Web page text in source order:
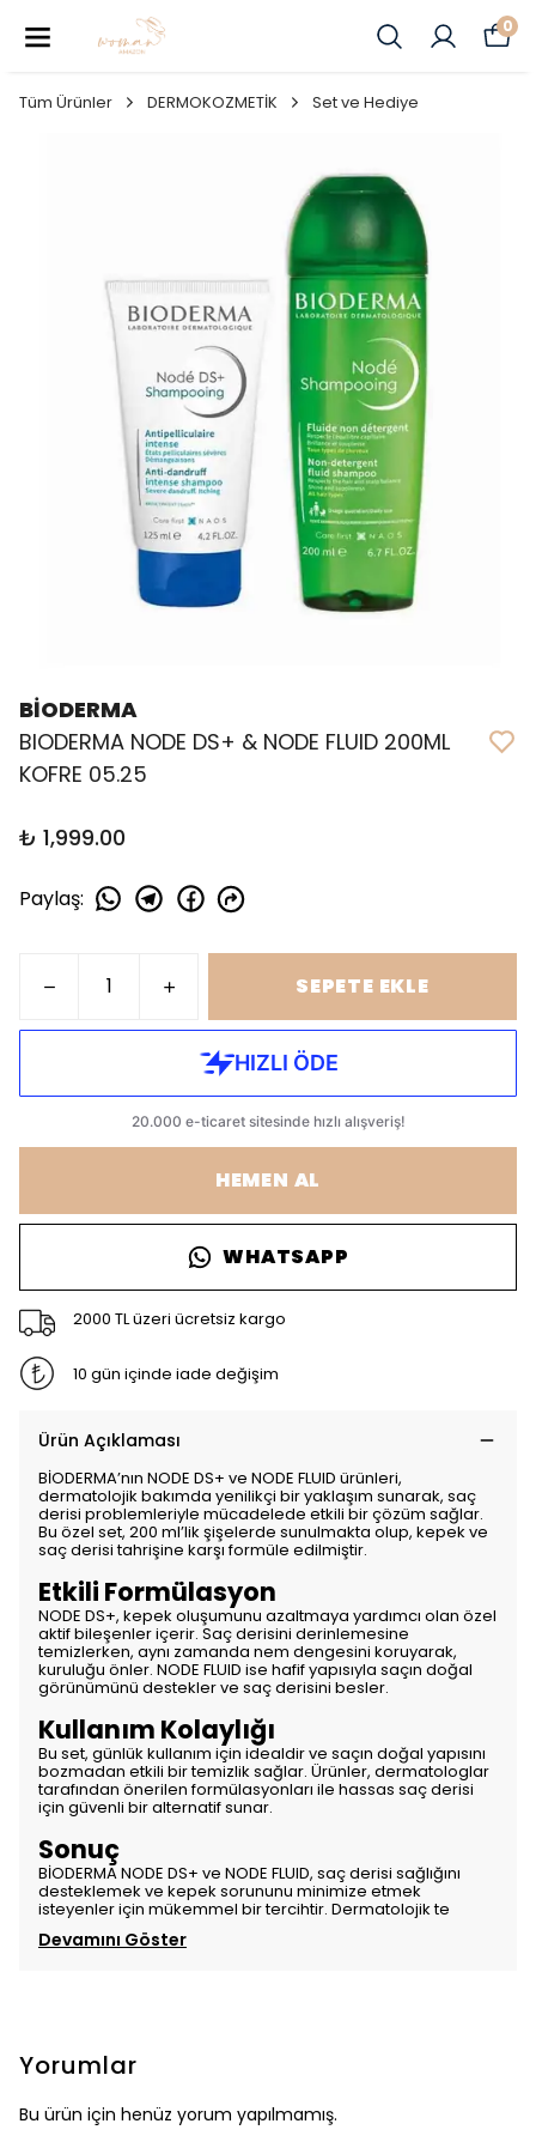
0
Tüm Ürünler DERMOKOZMETİK Set ve Hediye
BİODERMA
BIODERMA NODE DS+ & NODE FLUID 200ML
KOFRE 05.25
₺ 1,999.00
Paylaş:
SEPETE EKLE
HEMEN AL
WHATSAPP
2000 TL üzeri ücretsiz kargo
10 gün içinde iade değişim
Ürün Açıklaması
BİODERMA’nın NODE DS+ ve NODE FLUID ürünleri,
dermatolojik bakımda yenilikçi bir yaklaşım sunarak, saç
derisi problemleriyle mücadelede etkili bir çözüm sağlar.
Bu özel set, 200 ml’lik şişelerde sunulmakta olup, kepek ve
saç derisi tahrişine karşı formüle edilmiştir.
Etkili Formülasyon
NODE DS+, kepek oluşumunu azaltmaya yardımcı olan özel
aktif bileşenler içerir. Saç derisini derinlemesine
temizlerken, aynı zamanda nem dengesini koruyarak,
kuruluğu önler. NODE FLUID ise hafif yapısıyla saçın doğal
görünümünü destekler ve saç derisini besler.
Kullanım Kolaylığı
Bu set, günlük kullanım için idealdir ve saçın doğal yapısını
bozmadan etkili bir temizlik sağlar. Ürünler, dermatologlar
tarafından önerilen formülasyonları ile hassas saç derisi
için güvenli bir alternatif sunar.
Sonuç
BİODERMA NODE DS+ ve NODE FLUID, saç derisi sağlığını
desteklemek ve kepek sorununu minimize etmek
isteyenler için mükemmel bir tercihtir. Dermatolojik te
Devamını Göster
Yorumlar
Bu ürün için henüz yorum yapılmamış.